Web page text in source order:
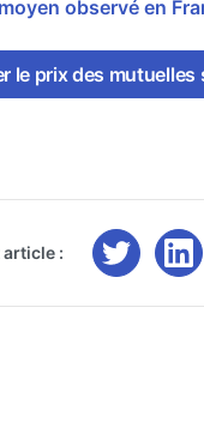
observé en
le prix des
article :